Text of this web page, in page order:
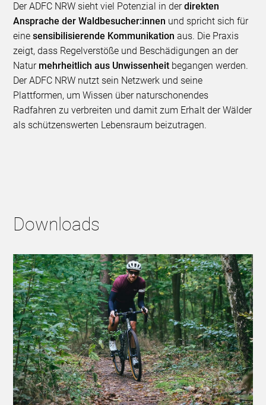
Der ADFC NRW sieht viel Potenzial in derdirekten
Ansprache der Waldbesucher:innen und spricht sich für
einesensibilisierende Kommunikation aus. Die Praxis
zeigt, dass Regelverstöße und Beschädigungen an der
Natur mehrheitlich aus Unwissenheit begangen werden.
Der ADFC NRW nutzt sein Netzwerk und seine
Plattformen, um Wissen über naturschonendes
Radfahren zu verbreiten und damit zum Erhalt der Wälder
als schützenswerten Lebensraum beizutragen.
Downloads